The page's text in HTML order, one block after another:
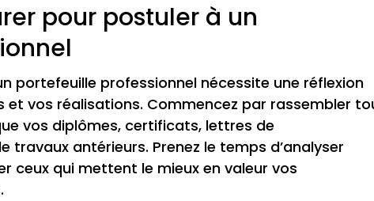
pour postuler à un
portefeuille professionnel nécessite une réflexion
et vos réalisations. Commencez par rassembler
vos diplômes, certificats, lettres de
antérieurs. Prenez le temps d’analyser
ceux qui mettent le mieux en valeur vos